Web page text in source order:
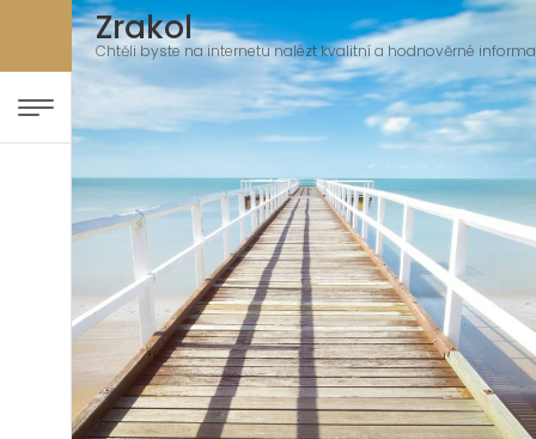
Zrakol
Chtěli byste na internetu nalézt kvalitní a hodnověrné